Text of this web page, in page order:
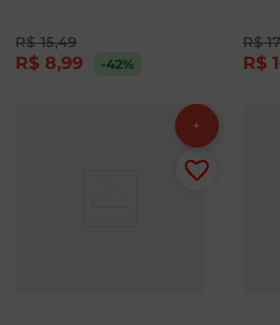
R$ 15,49
R$ 8,99 -42%
R$ 17
R$